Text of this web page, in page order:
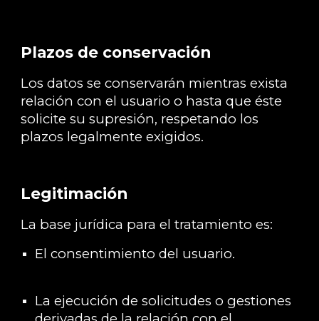
Plazos de conservación
Los datos se conservarán mientras exista
relación con el usuario o hasta que éste
solicite su supresión, respetando los
plazos legalmente exigidos.
Legitimación
La base jurídica para el tratamiento es:
El consentimiento del usuario.
La ejecución de solicitudes o gestiones